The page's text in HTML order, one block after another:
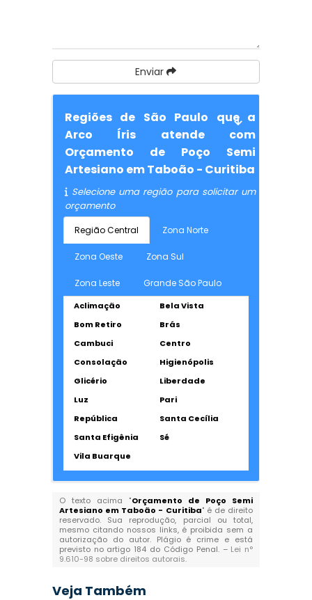
Enviar
Regiões de São Paulo que a
Arco Íris atende com
Orçamento de Poço Semi
Artesiano em Taboão - Curitiba
Selecione uma região para solicitar um
orçamento
Região Central Zona Norte
Zona Oeste Zona Sul
Zona Leste Grande São Paulo
Aclimação
Bela Vista
Bom Retiro
Brás
Cambuci
Centro
Consolação
Higienópolis
Glicério
Liberdade
Luz
Pari
República
Santa Cecília
Santa Efigênia
Sé
Vila Buarque
O texto acima "Orçamento de Poço Semi
Artesiano em Taboão - Curitiba" é de direito
reservado. Sua reprodução, parcial ou total,
mesmo citando nossos links, é proibida sem a
autorização do autor. Plágio é crime e está
previsto no artigo 184 do Código Penal. – Lei n°
9.610-98 sobre direitos autorais.
Veja Também